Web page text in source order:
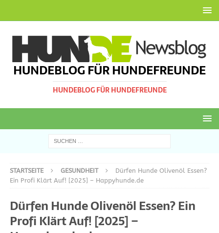
HUNDEBLOG FÜR HUNDEFREUNDE
HUNDEBLOG FÜR HUNDEFREUNDE
STARTSEITE GESUNDHEIT
Dürfen Hunde Olivenöl Essen?
Ein Profi Klärt Auf! [2025] – Happyhunde.de
Dürfen Hunde Olivenöl Essen? Ein
Profi Klärt Auf! [2025] –